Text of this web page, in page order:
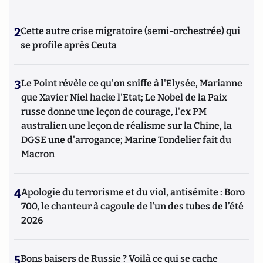
2Cette autre crise migratoire (semi-orchestrée) qui
se profile après Ceuta
3Le Point révèle ce qu'on sniffe à l'Elysée, Marianne
que Xavier Niel hacke l'Etat; Le Nobel de la Paix
russe donne une leçon de courage, l'ex PM
australien une leçon de réalisme sur la Chine, la
DGSE une d'arrogance; Marine Tondelier fait du
Macron
4Apologie du terrorisme et du viol, antisémite : Boro
700, le chanteur à cagoule de l’un des tubes de l’été
2026
5Bons baisers de Russie ? Voilà ce qui se cache